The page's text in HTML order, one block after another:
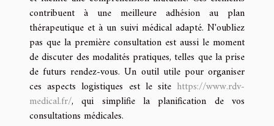
contribuent à une meilleure adhésion au plan
thérapeutique et à un suivi médical adapté. N'oubliez
pas que la première consultation est aussi le moment
de discuter des modalités pratiques, telles que la prise
de futurs rendez-vous. Un outil utile pour organiser
ces aspects logistiques est le site https://www.rdv-
medical.fr/, qui simplifie la planification de vos
consultations médicales.